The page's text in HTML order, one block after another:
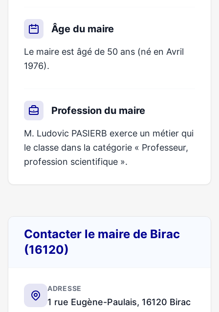
Âge du maire
Le maire est âgé de 50 ans (né en Avril
1976).
Profession du maire
M. Ludovic PASIERB exerce un métier qui
le classe dans la catégorie « Professeur,
profession scientifique ».
Contacter le maire de Birac
(16120)
ADRESSE
1 rue Eugène-Paulais, 16120 Birac